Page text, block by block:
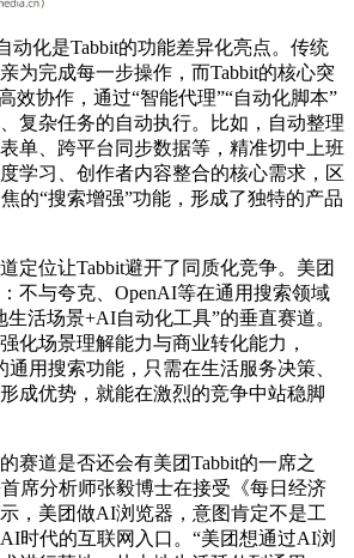
化是Tabbit的功能差异化亮点。传统
为完成每一步操作，而Tabbit的核心突
效协作，通过“智能代理”“自动化脚本”
复杂任务的自动执行。比如，自动整理
单、跨平台同步数据等，精准切中上班
学习、创作者内容整合的核心需求，区
的“搜索增强”功能，形成了独特的产品
位让Tabbit避开了同质化竞争。美团
不与夸克、OpenAI等在通用搜索领域
活场景+AI自动化工具”的垂直赛道。
化场景理解能力与商业转化能力，
通用搜索功能，只需在生活服务决策、
成优势，就能在激烈的竞争中站稳脚
道是否还会有美团Tabbit的一席之
席分析师张毅博士在接受《每日经济
，美团做AI浏览器，意图肯定不是工
时代的互联网入口。“美团想通过AI浏